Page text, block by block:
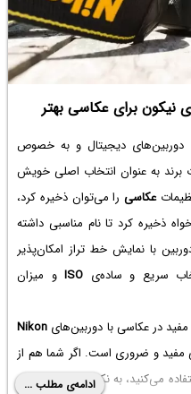
نیکون برای عکاسی بهتر
دوربین‌های دیجیتال و به خصوص
برند به عنوان انتخاب اصلی خویش
عکاسی را می‌توان ذخیره کرد،
ذخیره کرد تا نام مناسبی داشته
با نمایش خط تراز امکان‌پذیر
سریع و ساده‌ی ISOو میزان
مفید در عکاسی با دوربین‌های Nikon
مفید و ضروری است. اگر شما هم از
می‌کنید، به نکات و تنظیماتی که
ادامه‌ی مطلب ...